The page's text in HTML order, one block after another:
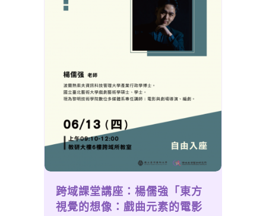
跨域課堂講座：楊儒強「東方
視覺的想像：戲曲元素的電影